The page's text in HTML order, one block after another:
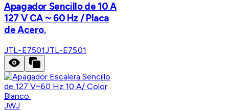
Apagador Sencillo de 10 A
127 V CA ~ 60 Hz / Placa
de Acero.
JTL-E7501JTL-E7501
JWJ